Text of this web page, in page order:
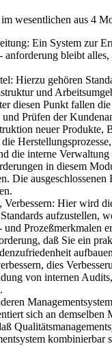
wesentlichen aus 4
Ein System zur
bleibt
Hierzu gehören
und
diesen Punkt fallen
Prüfen der
neuer Produkte,
die interne Verwaltung
in diesem
Die ausgeschlossenen
Verbessern: Hier wird
aufzustellen,
und Prozeßmerkmalen
daß Sie ein
dies
von internen
sich an demselben
kombinierbar